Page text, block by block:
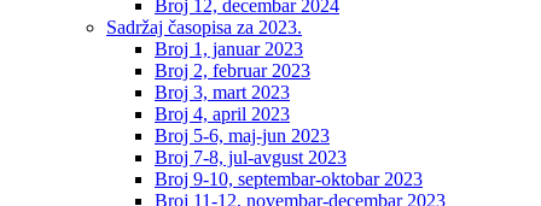
Broj 12, decembar 2024
Sadržaj časopisa za 2023.
Broj 1, januar 2023
Broj 2, februar 2023
Broj 3, mart 2023
Broj 4, april 2023
Broj 5-6, maj-jun 2023
Broj 7-8, jul-avgust 2023
Broj 9-10, septembar-oktobar 2023
Broj 11-12, novembar-decembar 2023